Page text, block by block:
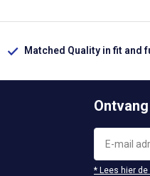
Matched Quality in fit and
* Lees hier